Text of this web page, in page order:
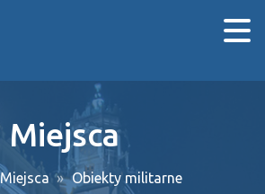
Miejsca
Miejsca Obiekty militarne